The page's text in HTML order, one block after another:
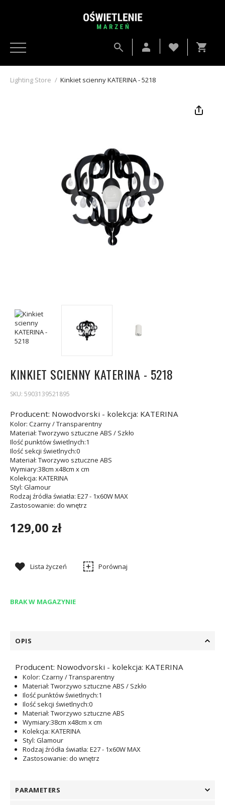
Lighting Store / Kinkiet scienny KATERINA - 5218
KINKIET SCIENNY KATERINA - 5218
SKU: 5903139521895
Producent: Nowodvorski - kolekcja: KATERINA
Kolor: Czarny / Transparentny
Materiał: Tworzywo sztuczne ABS / Szkło
Ilość punktów świetlnych:1
Ilość sekcji świetlnych:0
Materiał: Tworzywo sztuczne ABS
Wymiary:38cm x48cm x cm
Kolekcja: KATERINA
Styl: Glamour
Rodzaj źródła światła: E27 - 1x60W MAX
Zastosowanie: do wnętrz
129,00 zł
Lista życzeń Porównaj
BRAK W MAGAZYNIE
OPIS
Producent: Nowodvorski - kolekcja: KATERINA
Kolor: Czarny / Transparentny
Materiał: Tworzywo sztuczne ABS / Szkło
Ilość punktów świetlnych:1
Ilość sekcji świetlnych:0
Materiał: Tworzywo sztuczne ABS
Wymiary:38cm x48cm x cm
Kolekcja: KATERINA
Styl: Glamour
Rodzaj źródła światła: E27 - 1x60W MAX
Zastosowanie: do wnętrz
PARAMETERS